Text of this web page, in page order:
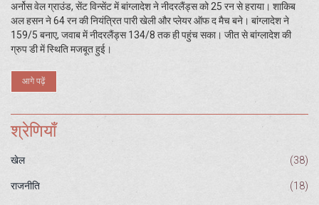
अर्नोस वेल ग्राउंड, सेंट विन्सेंट में बांग्लादेश ने नीदरलैंड्स को 25 रन से हराया। शाकिब
अल हसन ने 64 रन की नियंत्रित पारी खेली और प्लेयर ऑफ द मैच बने। बांग्लादेश ने
159/5 बनाए, जवाब में नीदरलैंड्स 134/8 तक ही पहुंच सका। जीत से बांग्लादेश की
ग्रुप डी में स्थिति मजबूत हुई।
आगे पढ़ें
श्रेणियाँ
खेल (38)
राजनीति (18)